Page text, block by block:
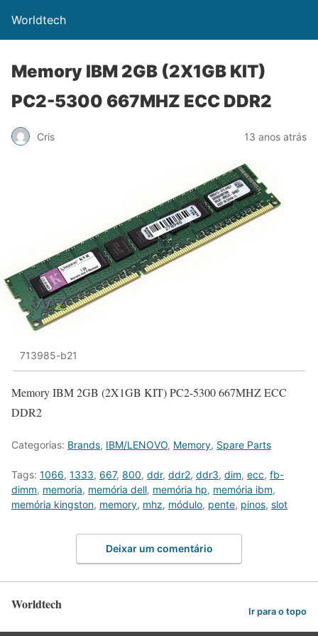
Worldtech
Memory IBM 2GB (2X1GB KIT)
PC2-5300 667MHZ ECC DDR2
Cris 13 anos atrás
713985-b21
Memory IBM 2GB (2X1GB KIT) PC2-5300 667MHZ ECC
DDR2
Categorias: Brands, IBM/LENOVO, Memory, Spare Parts
Tags: 1066, 1333, 667, 800, ddr, ddr2, ddr3, dim, ecc, fb-
dimm, memoria, memória dell, memória hp, memória ibm,
memória kingston, memory, mhz, módulo, pente, pinos, slot
Deixar um comentário
Worldtech Ir para o topo